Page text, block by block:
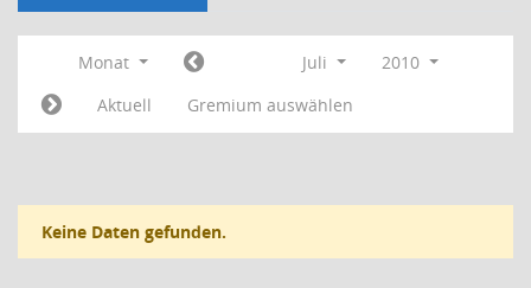
Monat Juli
2010
Aktuell
Gremium auswählen
Keine Daten gefunden.